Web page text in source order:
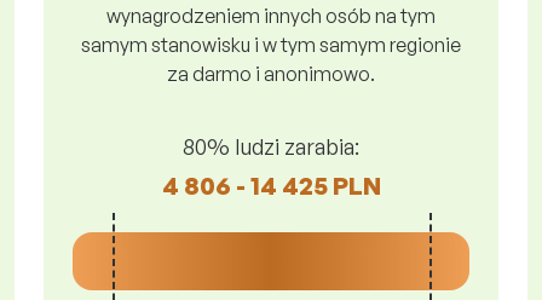
wynagrodzeniem innych osób na tym
samym stanowisku i w tym samym regionie
za darmo i anonimowo.
80% ludzi zarabia:
4 806 - 14 425 PLN